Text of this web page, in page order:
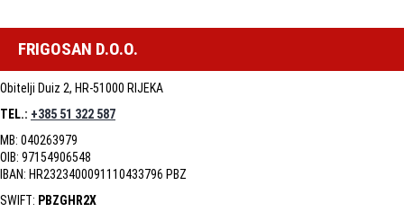
FRIGOSAN D.O.O.
Obitelji Duiz 2, HR-51000 RIJEKA
TEL.: +385 51 322 587
MB: 040263979
OIB: 97154906548
IBAN: HR2323400091110433796 PBZ
SWIFT: PBZGHR2X